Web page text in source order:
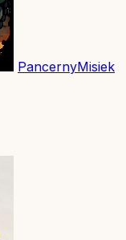
PancernyMisiek